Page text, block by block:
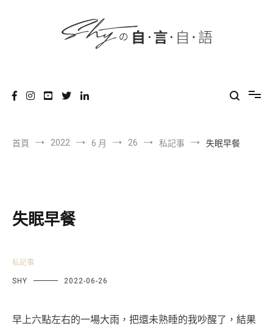
首頁 2022 6 月 26 私記事 失眠早餐
失眠早餐
私記事
SHY 2022-06-26
早上六點左右的一場大雨，把還未熟睡的我吵醒了，結果